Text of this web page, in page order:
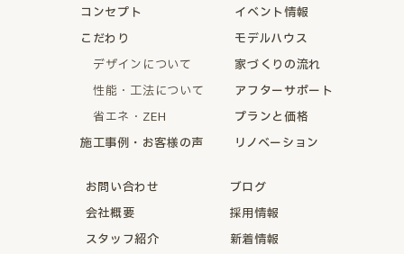
コンセプト
こだわり
デザインについて
性能・工法について
省エネ・ZEH
施工事例・お客様の声
イベント情報
モデルハウス
家づくりの流れ
アフターサポート
プランと価格
リノベーション
お問い合わせ
会社概要
スタッフ紹介
ブログ
採用情報
新着情報